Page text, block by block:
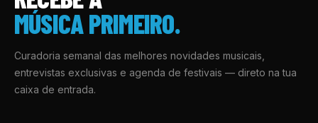
MÚSICA PRIMEIRO.
Curadoria semanal das melhores novidades musicais,
entrevistas exclusivas e agenda de festivais — direto na tua
caixa de entrada.